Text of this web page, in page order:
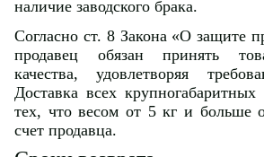
наличие заводского брака.
Согласно ст. 8 Закона «О защите
продавец обязан принять
качества, удовлетворяя
Доставка всех
тех, что весом от 5 кг и больше
счет продавца.